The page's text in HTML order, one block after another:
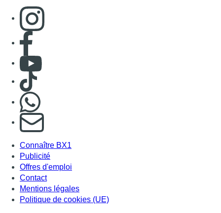
Consulter page Instagram
Consulter page Facebook
Consulter Youtube
Consulter TikTok
S'abonner à notre newsletter
Connaître BX1
Publicité
Offres d'emploi
Contact
Mentions légales
Politique de cookies (UE)